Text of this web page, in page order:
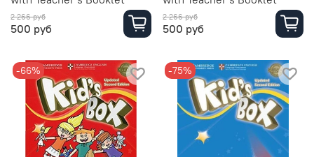
2 266 руб
500 руб
2 266 руб
500 руб
-66% -75%